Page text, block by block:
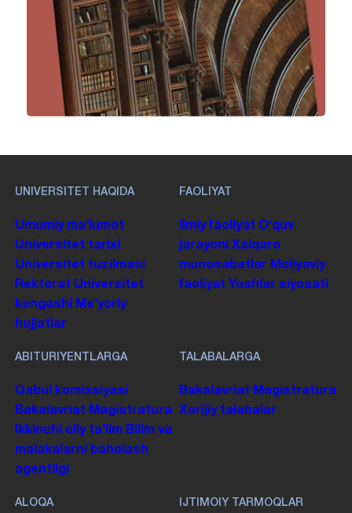
UNIVERSITET HAQIDA
Umumiy maʼlumot
Universitet tarixi
Universitet tuzilmasi
Rektorat Universitet
kengashi Me'yoriy
hujjatlar
FAOLIYAT
Ilmiy faoliyat Oʻquv
jarayoni Xalqaro
munosabatlar Moliyaviy
faoliyat Yoshlar siyosati
ABITURIYENTLARGA
Qabul komissiyasi
Bakalavriat Magistratura
Ikkinchi oliy taʼlim Bilim va
malakalarni baholash
agentligi
TALABALARGA
Bakalavriat Magistratura
Xorijiy talabalar
ALOQA IJTIMOIY TARMOQLAR